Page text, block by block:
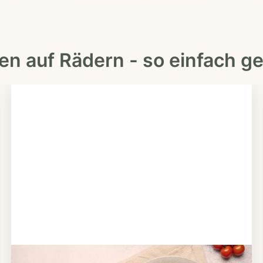
auf Rädern - so einfach